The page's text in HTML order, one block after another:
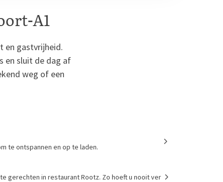
A1
en gastvrijheid.
en sluit de dag af
weg of een
te ontspannen en op te laden.
gerechten in restaurant Rootz. Zo hoeft u nooit ver